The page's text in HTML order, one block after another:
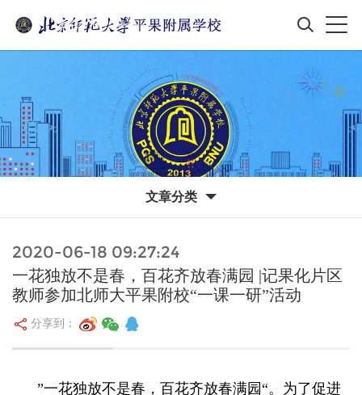
文章分类
2020-06-18 09:27:24
一花独放不是春，百花齐放春满园 |记果化片区
教师参加北师大平果附校“一课一研”活动
分享到：
”一花独放不是春，百花齐放春满园“。为了促进